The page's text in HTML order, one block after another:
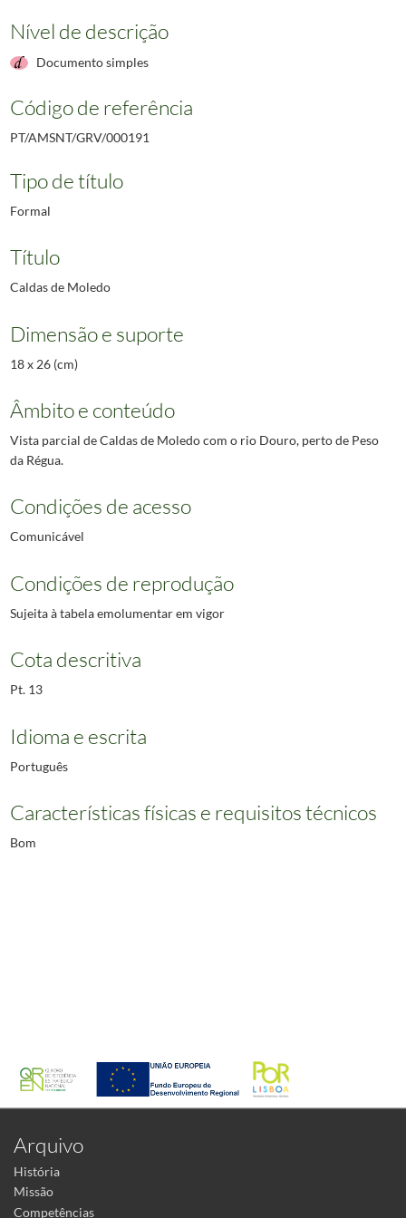
Nível de descrição
Documento simples
Código de referência
PT/AMSNT/GRV/000191
Tipo de título
Formal
Título
Caldas de Moledo
Dimensão e suporte
18 x 26 (cm)
Âmbito e conteúdo
Vista parcial de Caldas de Moledo com o rio Douro, perto de Peso
da Régua.
Condições de acesso
Comunicável
Condições de reprodução
Sujeita à tabela emolumentar em vigor
Cota descritiva
Pt. 13
Idioma e escrita
Português
Características físicas e requisitos técnicos
Bom
Arquivo
História
Missão
Competências